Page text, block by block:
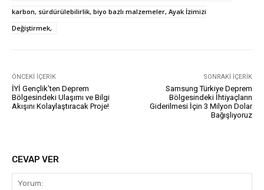
karbon, sürdürülebilirlik, biyo bazlı malzemeler, Ayak İzimizi
Değiştirmek,
ÖNCEKI İÇERIK
İYİ Gençlik’ten Deprem
Bölgesindeki Ulaşımı ve Bilgi
Akışını Kolaylaştıracak Proje!
SONRAKI İÇERIK
Samsung Türkiye Deprem
Bölgesindeki İhtiyaçların
Giderilmesi İçin 3 Milyon Dolar
Bağışlıyoruz
CEVAP VER